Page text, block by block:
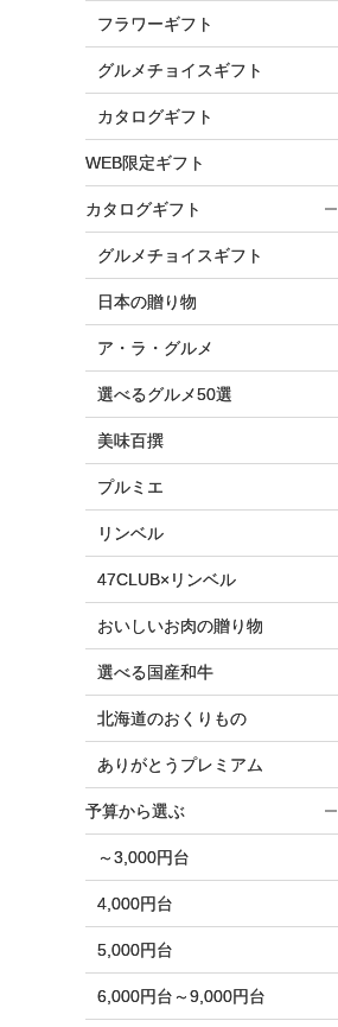
フラワーギフト
グルメチョイスギフト
カタログギフト
WEB限定ギフト
カタログギフト
グルメチョイスギフト
日本の贈り物
ア・ラ・グルメ
選べるグルメ50選
美味百撰
プルミエ
リンベル
47CLUB×リンベル
おいしいお肉の贈り物
選べる国産和牛
北海道のおくりもの
ありがとうプレミアム
予算から選ぶ
～3,000円台
4,000円台
5,000円台
6,000円台～9,000円台